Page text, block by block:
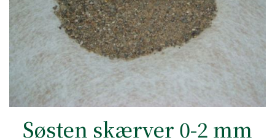
Søsten skærver 0-2 mm